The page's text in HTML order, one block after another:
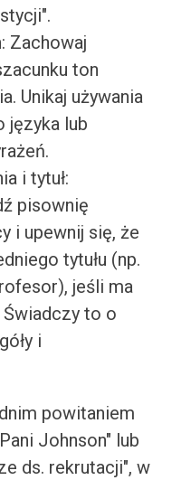
Zachowaj
ton
Unikaj używania
języka lub
i tytuł:
pisownię
i upewnij się, że
tytułu (np.
jeśli ma
to o
i
powitaniem
Johnson" lub
ds. rekrutacji", w